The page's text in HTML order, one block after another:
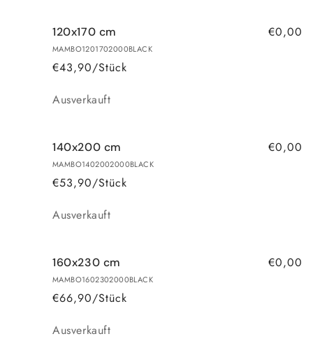
120x170 cm
MAMBO1201702000BLACK
€43,90/Stück
€0,00
Anzahl
Ausverkauft
140x200 cm
MAMBO1402002000BLACK
€53,90/Stück
€0,00
Anzahl
Ausverkauft
160x230 cm
MAMBO1602302000BLACK
€66,90/Stück
€0,00
Anzahl
Ausverkauft